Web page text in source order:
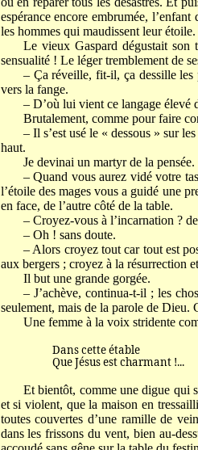
espérance encore embrumée,
les hommes qui maudissent leur
Le vieux Gaspard dégustait
sensualité ! Le léger tremblement de
– Ça réveille, fit-il, ça dessille les
vers la fange.
– D’où lui vient ce langage élevé
Brutalement, comme pour faire
– Il s’est usé le « dessous » sur
haut.
Je devinai un martyr de la pensée.
– Quand vous aurez vidé votre
l’étoile des mages vous a guidé une
en face, de l’autre côté de la table.
– Croyez-vous à l’incarnation ?
– Oh ! sans doute.
– Alors croyez tout car tout est
aux bergers ; croyez à la résurrection
Il but une grande gorgée.
– J’achève, continua-t-il ; les
seulement, mais de la parole de Dieu.
Une femme à la voix stridente
Dans cette étable
Que Jésus est charmant !...
Et bientôt, comme une digue qui
et si violent, que la maison en
toutes couvertes d’une ramille de
dans les frissons du vent, bien au-